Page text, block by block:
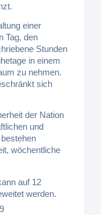
einer
Tag, den
Stunden
in einem
zu nehmen.
sich
der Nation
und
wöchentliche
auf 12
werden.